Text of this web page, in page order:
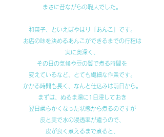
まさに昔ながらの職人でした。
和菓子、といえばやはり「あんこ」です。
お店の味を決めるあんこができるまでの行程は
実に奥深く、
その日の気候や豆の質で煮る時間を
変えているなど、とても繊細な作業です。
かかる時間も長く、なんと仕込みは前日から。
まずは、ぬるま湯に1日浸しておき
翌日柔らかくなった状態から煮るのですが
皮と実で水の浸透率が違うので、
皮が良く煮えるまで煮ると、